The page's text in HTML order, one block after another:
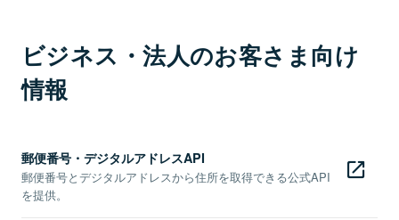
ビジネス・法人のお客さま向け
情報
郵便番号・デジタルアドレスAPI
郵便番号とデジタルアドレスから住所を取得できる公式API
を提供。